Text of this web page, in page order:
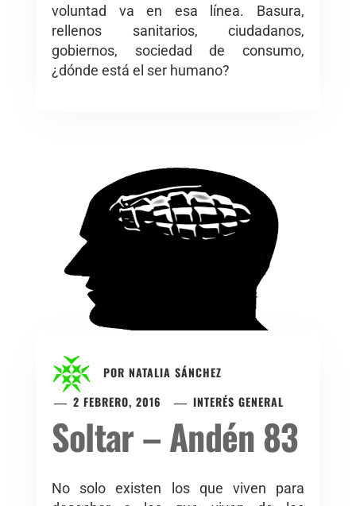
voluntad va en esa línea. Basura,
rellenos sanitarios, ciudadanos,
gobiernos, sociedad de consumo,
¿dónde está el ser humano?
POR NATALIA SÁNCHEZ
2 FEBRERO, 2016
INTERÉS GENERAL
Soltar – Andén 83
No solo existen los que viven para